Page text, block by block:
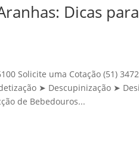
Dicas
Solicite uma Cotação (51)
➤ Descupinização ➤
de Bebedouros...